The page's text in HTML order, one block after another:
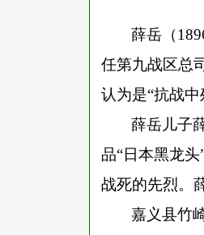
薛岳（
任第九战区总
认为是“抗战中
薛岳儿子
品“日本黑龙头
战死的先烈。
嘉义县竹